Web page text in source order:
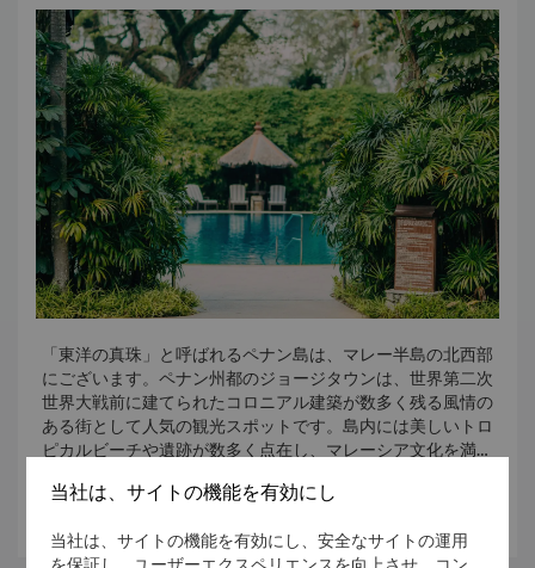
の仏教の特徴を見ることができます。
大広間のギフトショップでは、お土産をご購入いただけま
す。
極楽寺はアイール・イタムマーケットエリアにございます。
参拝時間は、早朝から深夜までです。
クー・コンシ
数あるペナンのコンシ（中華式廟）の中で最も美しいとされ
るクー・コンシは、南中国から移住したクー一族が建てた祖
堂です。
かつて祖堂は火災により焼け落ちましたが、1902年に再建
されました。大広間には彫刻や装飾が施された最高級の木材
が使用されています。
祈願所は本堂にございます。
ペナン博物館
ジョージタウンのランドマーク的存在のペナン博物館は、
1821年に建てられました。1786年に英国出身のフランシ
ス・ライトが英国の領有を宣言してからのペナンの歴史を学
ぶのに最適な観光スポットです。
現在、博物館では、写真、地図、図面や歴史的な調度品が展
示されています。
「東洋の真珠」と呼ばれるペナン島は、マレー半島の北西部
にございます。ペナン州都のジョージタウンは、世界第二次
世界大戦前に建てられたコロニアル建築が数多く残る風情の
ある街として人気の観光スポットです。島内には美しいトロ
ピカルビーチや遺跡が数多く点在し、マレーシア文化を満喫
さらに詳しく
当社は、サイトの機能を有効にし
当社は、サイトの機能を有効にし、安全なサイトの運用